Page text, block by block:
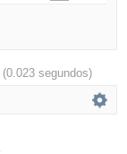
(0.023 segundos)